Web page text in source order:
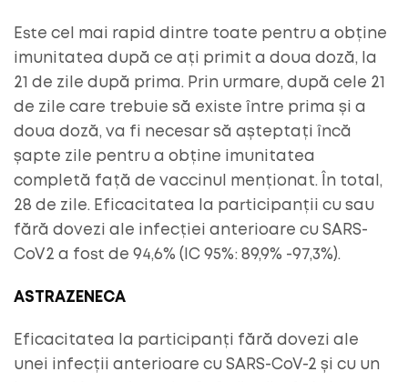
Este cel mai rapid dintre toate pentru a obține
imunitatea după ce ați primit a doua doză, la
21 de zile după prima. Prin urmare, după cele 21
de zile care trebuie să existe între prima și a
doua doză, va fi necesar să așteptați încă
șapte zile pentru a obține imunitatea
completă față de vaccinul menționat. În total,
28 de zile. Eficacitatea la participanții cu sau
fără dovezi ale infecției anterioare cu SARS-
CoV2 a fost de 94,6% (IC 95%: 89,9% -97,3%).
ASTRAZENECA
Eficacitatea la participanți fără dovezi ale
unei infecții anterioare cu SARS-CoV-2 și cu un